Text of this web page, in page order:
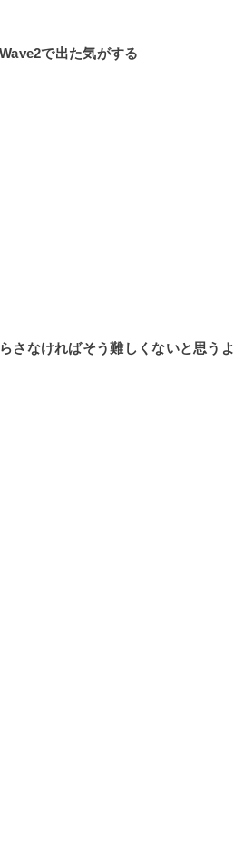
で出た気がする
さなければそう難しくないと思うよ